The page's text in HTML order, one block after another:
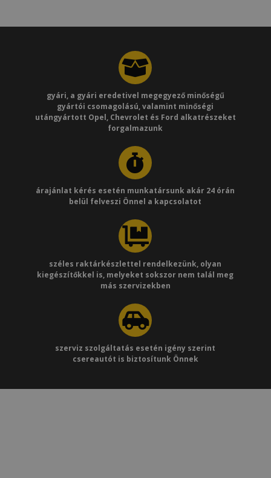
gyári, a gyári eredetivel megegyező minőségű
gyártói csomagolású, valamint minőségi
utángyártott Opel, Chevrolet és Ford alkatrészeket
forgalmazunk
árajánlat kérés esetén munkatársunk akár 24 órán
belül felveszi Önnel a kapcsolatot
széles raktárkészlettel rendelkezünk, olyan
kiegészítőkkel is, melyeket sokszor nem talál meg
más szervizekben
szerviz szolgáltatás esetén igény szerint
csereautót is biztosítunk Önnek